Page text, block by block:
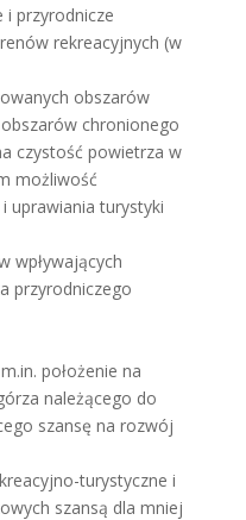
i przyrodnicze
rekreacyjnych (w
obszarów
chronionego
czystość powietrza w
możliwość
uprawiania turystyki
wpływających
przyrodniczego
położenie na
należącego do
szansę na rozwój
turystyczne i
szansą dla mniej